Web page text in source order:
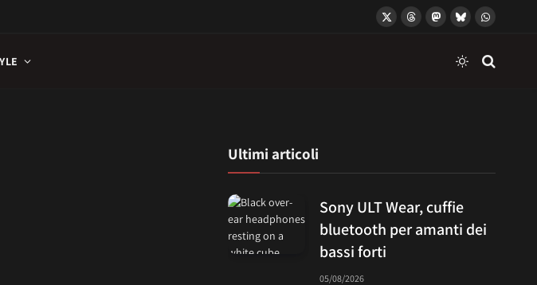
X
ThreadsMastodon
BlueskyWhatsApp
Ultimi articoli
Sony ULT Wear, cuffie
bluetooth per amanti dei
bassi forti
05/08/2026